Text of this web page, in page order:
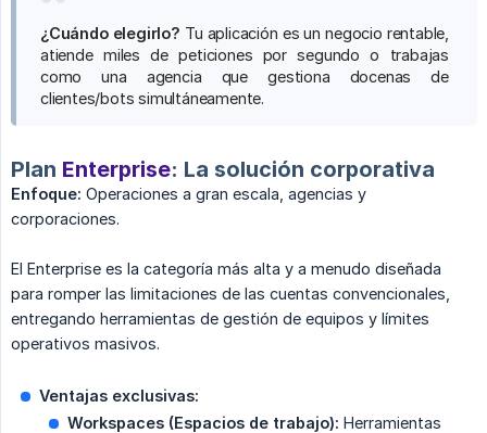
¿Cuándo elegirlo? Tu aplicación es un negocio rentable,
atiende miles de peticiones por segundo o trabajas
como una agencia que gestiona docenas de
clientes/bots simultáneamente.
Plan Enterprise: La solución corporativa
Enfoque: Operaciones a gran escala, agencias y
corporaciones.
El Enterprise es la categoría más alta y a menudo diseñada
para romper las limitaciones de las cuentas convencionales,
entregando herramientas de gestión de equipos y límites
operativos masivos.
Ventajas exclusivas:
Workspaces (Espacios de trabajo): Herramientas